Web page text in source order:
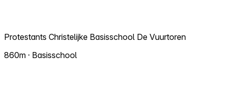
Protestants Christelijke Basisschool De Vuurtoren
860m · Basisschool